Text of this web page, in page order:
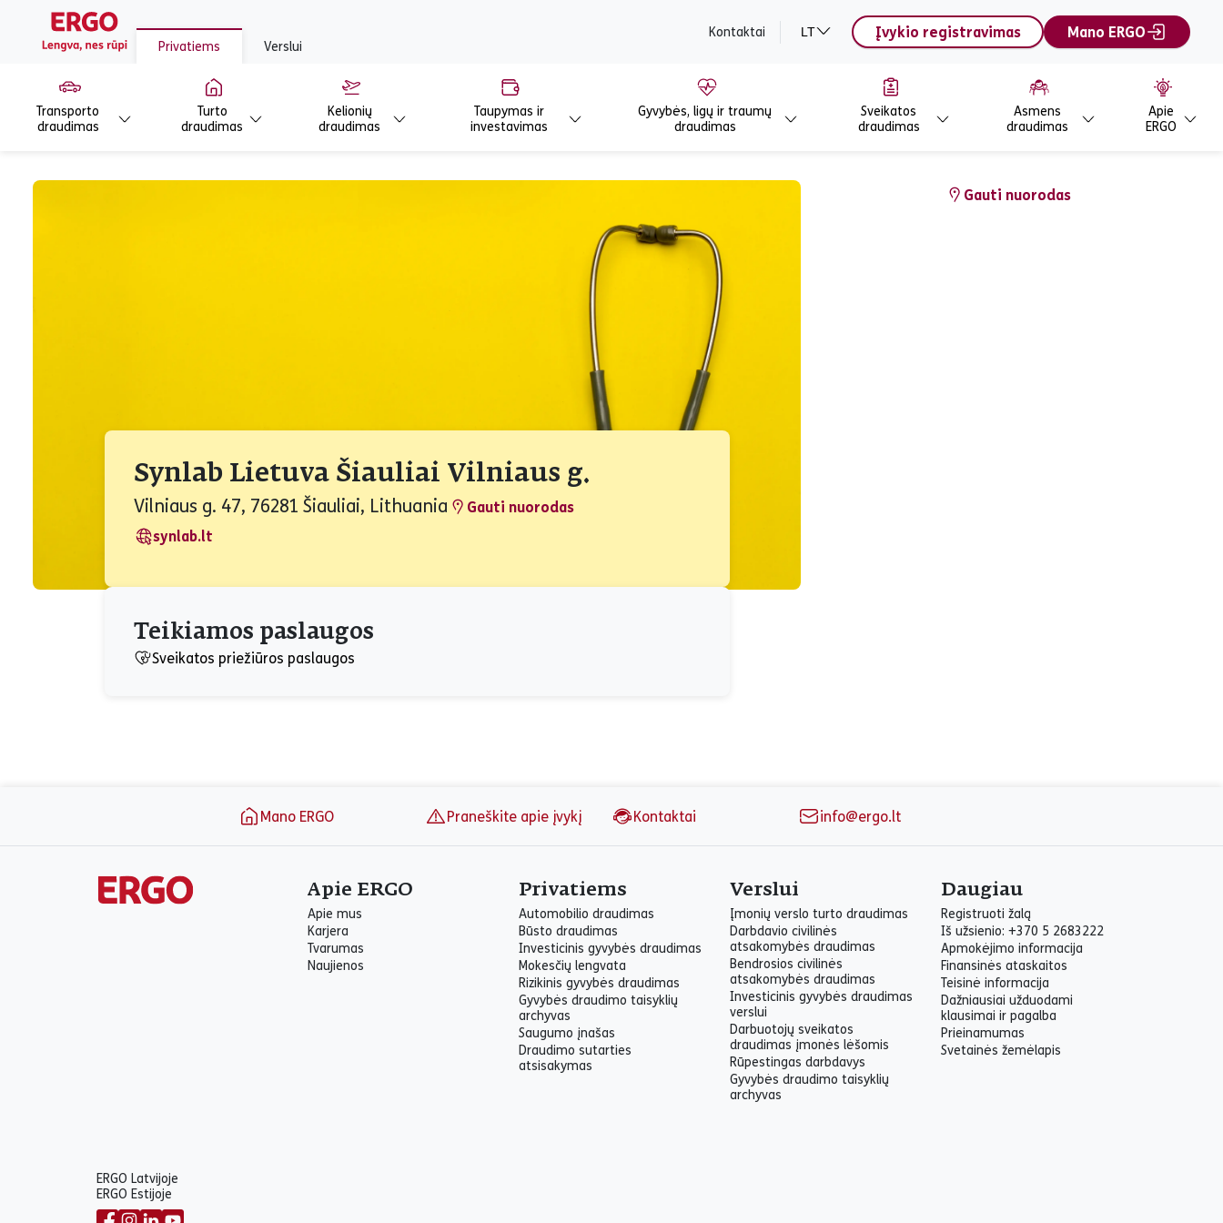
Privatiems Verslui
Kontaktai LT Įvykio registravimas Mano ERGO
Transporto
draudimas
Turto
draudimas
Kelionių
draudimas
Taupymas ir
investavimas
Gyvybės, ligų ir traumų
draudimas
Sveikatos
draudimas
Asmens
draudimas
Apie
ERGO
Synlab Lietuva Šiauliai Vilniaus g.
Vilniaus g. 47, 76281 Šiauliai, Lithuania
Gauti nuorodas
synlab.lt
Teikiamos paslaugos
Sveikatos priežiūros paslaugos
Gauti nuorodas
Puslapio apačiaMano ERGO Praneškite apie įvykį Kontaktai info@ergo.lt
Apie ERGO
Apie mus
Karjera
Tvarumas
Naujienos
Privatiems
Automobilio draudimas
Būsto draudimas
Investicinis gyvybės draudimas
Mokesčių lengvata
Rizikinis gyvybės draudimas
Gyvybės draudimo taisyklių
archyvas
Saugumo įnašas
Draudimo sutarties
atsisakymas
Verslui
Įmonių verslo turto draudimas
Darbdavio civilinės
atsakomybės draudimas
Bendrosios civilinės
atsakomybės draudimas
Investicinis gyvybės draudimas
verslui
Darbuotojų sveikatos
draudimas įmonės lėšomis
Rūpestingas darbdavys
Gyvybės draudimo taisyklių
archyvas
Daugiau
Registruoti žalą
Iš užsienio: +370 5 2683222
Apmokėjimo informacija
Finansinės ataskaitos
Teisinė informacija
Dažniausiai užduodami
klausimai ir pagalba
Prieinamumas
Svetainės žemėlapis
ERGO Latvijoje
ERGO Estijoje